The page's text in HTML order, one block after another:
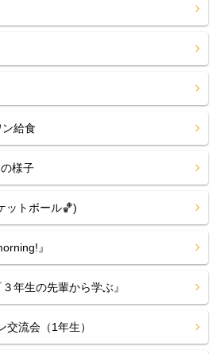
給食
様子
ットボール🏀)
』
年生の先輩から学ぶ』
交流会（1年生）